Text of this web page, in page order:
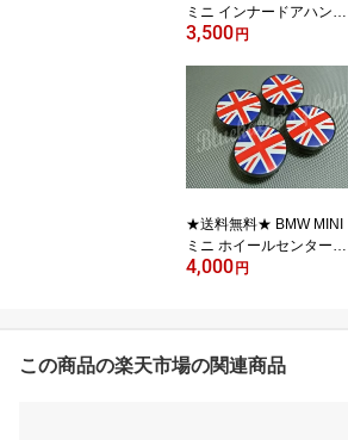
ミニ インナードアハンド
ルカバー 左右セット+グ
ーカバー ブラックジャッ
ク R55 R56 R57 英国国
旗 ブラックユニオンジャ
ック ミニクーパー オー
プナー 10P05Nov16 【R
CP】
3,500円
★送料無料★ BMW MINI
ミニ ホイールセンターキ
ャップ 4Pset ユニオンジ
4,000円
この商品の楽天市場の関連商品